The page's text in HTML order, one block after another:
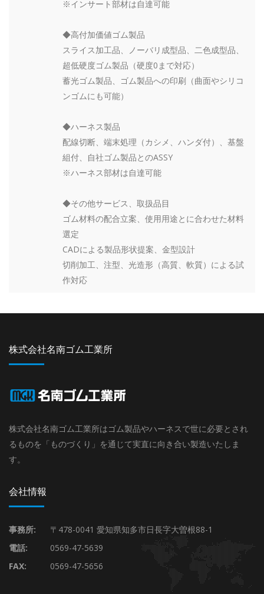
※インサート部材は自達可能
◆高付加価値ゴム製品
スライス加工品、ノーバリ成型品、二色成型品、
超低硬度ゴム製品（硬度0まで対応）
蓄光ゴム製品、ゴム製品への印刷（曲面やシリコ
ンゴムにも可能）
◆ハーネス製品
配線切断、端末処理（カシメ、ハンダ付）、基盤
組付、自社ゴム製品とのASSY
※ハーネス部材は自達可能
◆その他サービス、取扱品目
ゴム材料の配合立案、使用用途とに合わせた材料
選定
CADによる製品形状提案、金型設計
切削加工、注型、光造形（高質、軟質）による試
作対応
株式会社名南ゴム工業所
株式会社名南ゴム工業所はゴム製品やハーネスで世に必要とされ
るものを「ものづくり」を通じて実直に向き合い製造いたしま
す。
会社情報
事務所:
〒478-0041 愛知県知多市日長字大曽根88-1
電話:
0569-47-5639
FAX:
0569-47-5656